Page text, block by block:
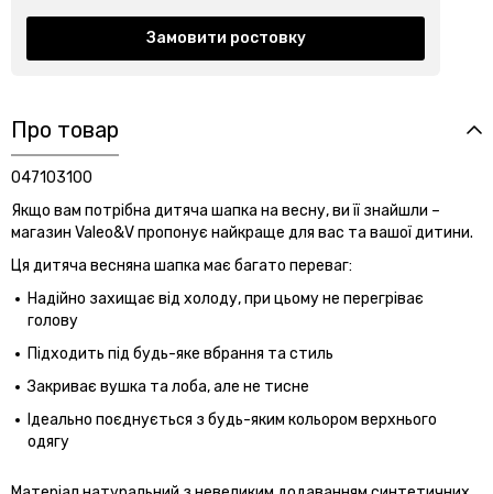
Замовити ростовку
Про товар
047103100
Якщо вам потрібна дитяча шапка на весну, ви її знайшли –
магазин Valeo&V пропонує найкраще для вас та вашої дитини.
Ця дитяча весняна шапка має багато переваг:
Надійно захищає від холоду, при цьому не перегріває
голову
Підходить під будь-яке вбрання та стиль
Закриває вушка та лоба, але не тисне
Ідеально поєднується з будь-яким кольором верхнього
одягу